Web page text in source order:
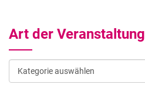
Art der Veranstaltung
Art
der